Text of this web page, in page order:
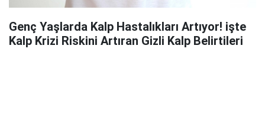
Genç Yaşlarda Kalp Hastalıkları Artıyor! işte
Kalp Krizi Riskini Artıran Gizli Kalp Belirtileri